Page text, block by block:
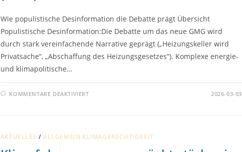
Wie populistische Desinformation die Debatte prägt Übersicht
Populistische Desinformation:Die Debatte um das neue GMG wird
durch stark vereinfachende Narrative geprägt („Heizungskeller wird
Privatsache“, „Abschaffung des Heizungsgesetzes“). Komplexe energie-
und klimapolitische…
KOMMENTARE DEAKTIVIERTFÜR
(GMG)
2026-03-03
AKTUELLES /ALLGEMEIN KLIMAGERECHTIGKEIT